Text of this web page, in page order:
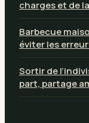
charges et de
Barbecue
éviter les
Sortir de
part, partage